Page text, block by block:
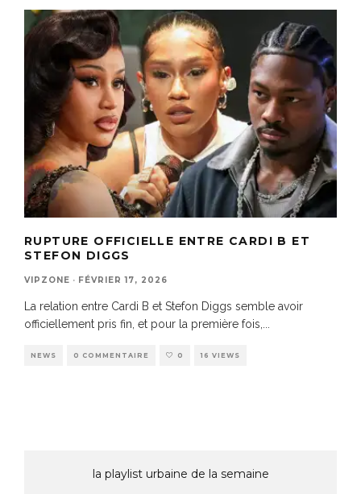
RUPTURE OFFICIELLE ENTRE CARDI B ET
STEFON DIGGS
VIPZONE · FÉVRIER 17, 2026
La relation entre Cardi B et Stefon Diggs semble avoir
officiellement pris fin, et pour la première fois,...
NEWS 0 COMMENTAIRE 0 16 VIEWS
la playlist urbaine de la semaine